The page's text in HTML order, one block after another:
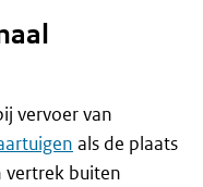
vervoer van
als de plaats
vertrek buiten